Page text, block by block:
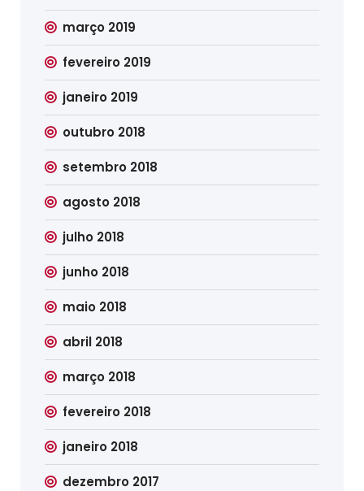
março 2019
fevereiro 2019
janeiro 2019
outubro 2018
setembro 2018
agosto 2018
julho 2018
junho 2018
maio 2018
abril 2018
março 2018
fevereiro 2018
janeiro 2018
dezembro 2017